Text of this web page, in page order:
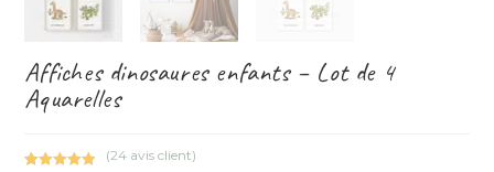
Affiches dinosaures enfants – Lot de 4
Aquarelles
(24 avis client)